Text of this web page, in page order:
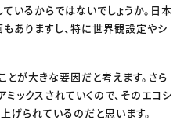
いるからではないでしょうか。日本
ありますし、特に世界観設定やシ
が大きな要因だと考えます。さら
ックスされていくので、そのエコシ
げられているのだと思います。